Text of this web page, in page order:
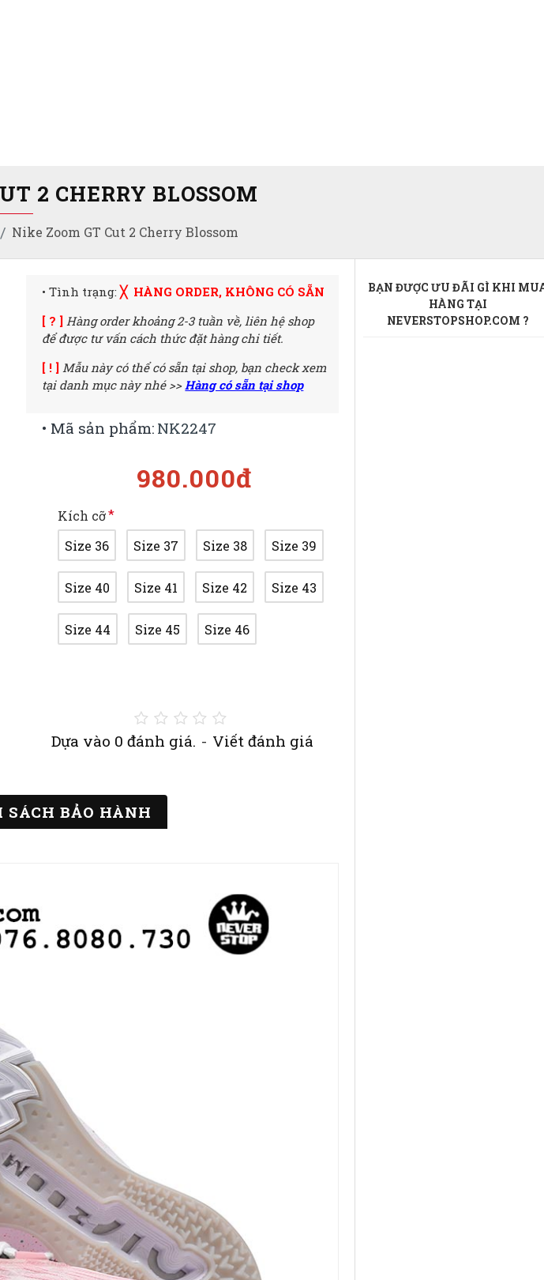
Nike Zoom GT Cut 2 Cherry Blossom
2 CHERRY BLOSSOM
Dựa vào 0 đánh giá. - Viết đánh giá
980.000đ
• Mã sản phẩm: NK2247
Kích cỡ
Size 36
Size 37 Size 38 Size 39
Size 40 Size 41 Size 42 Size 43
Size 44 Size 45 Size 46
• Tình trạng:╳ HÀNG ORDER, KHÔNG CÓ SẴN
[ ? ] Hàng order khoảng 2-3 tuần về,liên hệ shop
để được tư vấn cách thức đặt hàng chi tiết.
[ ! ] Mẫu này có thể có sẵn tại shop, bạn check xem
tại danh mục này nhé >>Hàng có sẵn tại shop
SÁCH BẢO HÀNH
BẠN ĐƯỢC ƯU ĐÃI GÌ KHI
HÀNG TẠI
NEVERSTOPSHOP.COM ?